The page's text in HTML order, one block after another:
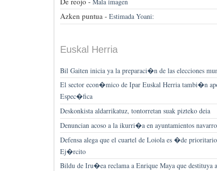
Azken puntua - Estimada Yoani:
Euskal Herria
Bil Gaiten inicia ya la preparaci�n de las elecciones
El sector econ�mico de Ipar Euskal Herria tambi�n
Espec�fica
Deskonkista aldarrikatuz, tontorretan suak pizteko deia
Denuncian acoso a la ikurri�a en ayuntamientos
Defensa alega que el cuartel de Loiola es �de
Ej�rcito
Bildu de Iru�ea reclama a Enrique Maya que